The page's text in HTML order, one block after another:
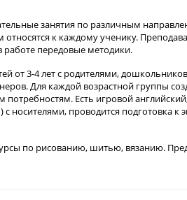
занятия по различным
к каждому ученику.
передовые методики.
от 3-4 лет с родителями,
Для каждой возрастной группы
Есть игровой
носителями, проводится подготовка к
по рисованию, шитью, вязанию.